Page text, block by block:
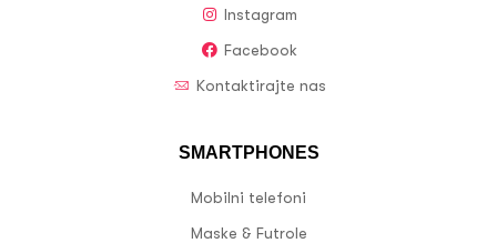
Instagram
Facebook
Kontaktirajte nas
SMARTPHONES
Mobilni telefoni
Maske & Futrole